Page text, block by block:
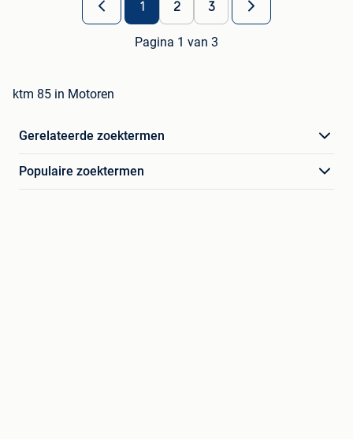
1 2 3
Pagina 1 van 3
ktm 85 in Motoren
Gerelateerde zoektermen
Populaire zoektermen